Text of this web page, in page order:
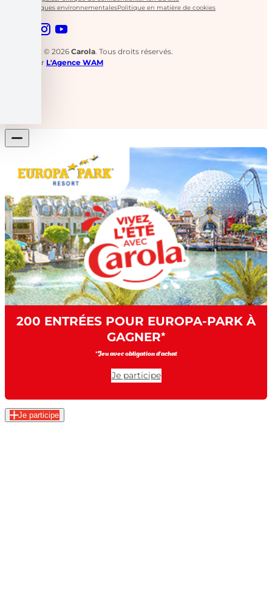
Caractéristiques environnementalesPolitique en matière de cookies
Copyright © 2026 Carola. Tous droits réservés.
Réalisé par L'Agence WAM
200 ENTRÉES POUR EUROPA-PARK À
GAGNER*
*Jeu avec obligation d’achat
Je participe
Je participe